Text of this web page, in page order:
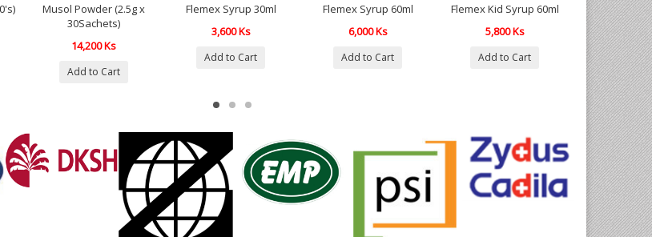
Musol Powder (2.5g x
30Sachets)
14,200 Ks
Add to Cart
Flemex Syrup 30ml
3,600 Ks
Add to Cart
Flemex Syrup 60ml
6,000 Ks
Add to Cart
Flemex Kid Syrup 60ml
5,800 Ks
Add to Cart
Mucodyl
2,950
Add to